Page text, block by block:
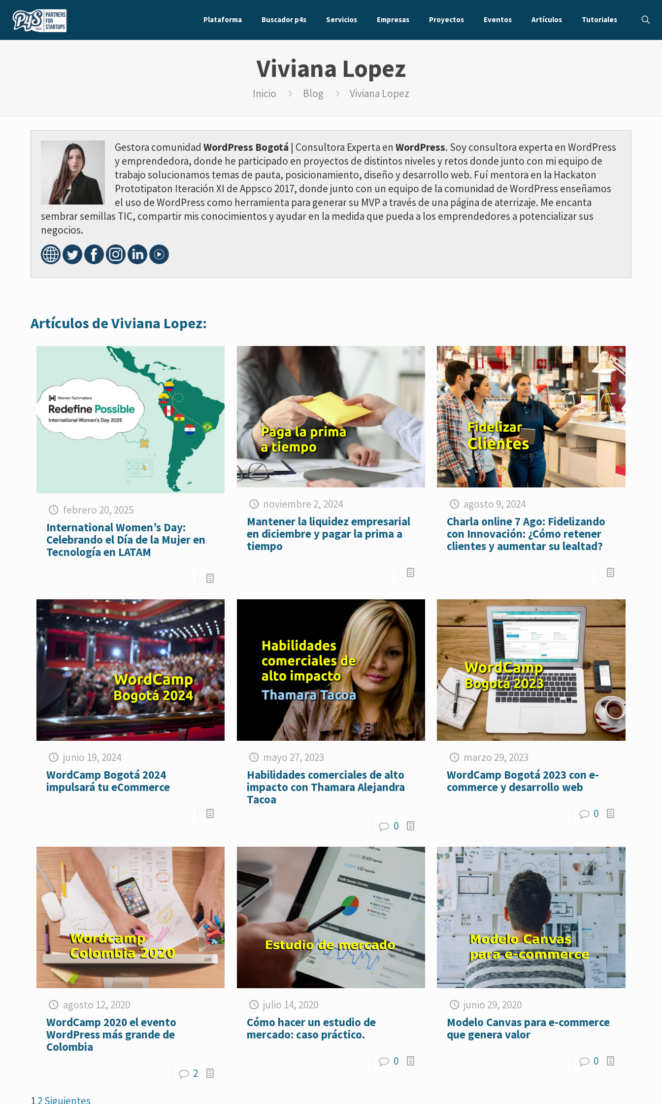
Plataforma Buscador p4s Servicios Empresas Proyectos Eventos Artículos Tutoriales
Viviana Lopez
Inicio Blog Viviana Lopez
Gestora comunidad WordPress Bogotá | Consultora Experta en WordPress. Soy consultora experta en WordPress
y emprendedora, donde he participado en proyectos de distintos niveles y retos donde junto con mi equipo de
trabajo solucionamos temas de pauta, posicionamiento, diseño y desarrollo web. Fuí mentora en la Hackaton
Prototipaton Iteración XI de Appsco 2017, donde junto con un equipo de la comunidad de WordPress enseñamos
el uso de WordPress como herramienta para generar su MVP a través de una página de aterrizaje. Me encanta
sembrar semillas TIC, compartir mis conocimientos y ayudar en la medida que pueda a los emprendedores a potencializar sus
negocios.
Artículos de Viviana Lopez:
febrero 20, 2025
International Women’s Day:
Celebrando el Día de la Mujer en
Tecnología en LATAM
noviembre 2, 2024
Mantener la liquidez empresarial
en diciembre y pagar la prima a
tiempo
agosto 9, 2024
Charla online 7 Ago: Fidelizando
con Innovación: ¿Cómo retener
clientes y aumentar su lealtad?
junio 19, 2024
WordCamp Bogotá 2024
impulsará tu eCommerce
mayo 27, 2023
Habilidades comerciales de alto
impacto con Thamara Alejandra
Tacoa
0
marzo 29, 2023
WordCamp Bogotá 2023 con e-
commerce y desarrollo web
0
agosto 12, 2020
WordCamp 2020 el evento
WordPress más grande de
Colombia
2
julio 14, 2020
Cómo hacer un estudio de
mercado: caso práctico.
0
junio 29, 2020
Modelo Canvas para e-commerce
que genera valor
0
Paginación
de
entradas
12Siguientes